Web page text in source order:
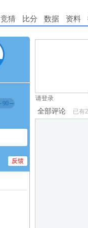
竞猜 比分 数据 资料
90
反馈
1.电脑端新用
请登录
全部评论 已有